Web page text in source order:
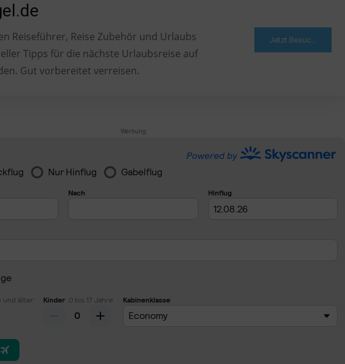
Reiseführer, Reise Zubehör und Urlaubs
Tipps für die nächste Urlaubsreise auf
Gut vorbereitet verreisen.
Werbung